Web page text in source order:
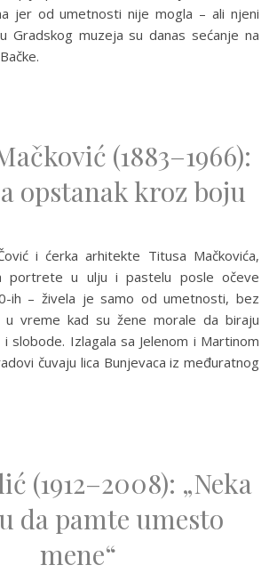
jer od umetnosti nije mogla – ali njeni
Gradskog muzeja su danas sećanje na
(1883–1966):
opstanak kroz boju
i ćerka arhitekte Titusa Mačkovića,
portrete u ulju i pastelu posle očeve
ih – živela je samo od umetnosti, bez
u vreme kad su žene morale da biraju
slobode. Izlagala sa Jelenom i Martinom
čuvaju lica Bunjevaca iz međuratnog
(1912–2008): „Neka
da pamte umesto
mene“